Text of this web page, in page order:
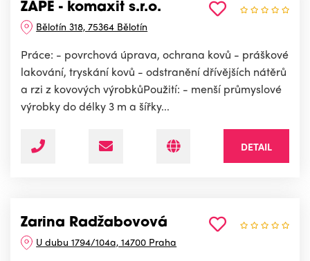
ZAPE - komaxit s.r.o.
Bělotín 318, 75364 Bělotín
Práce: - povrchová úprava, ochrana kovů - práškové
lakování, tryskání kovů - odstranění dřívějších nátěrů
a rzi z kovových výrobkůPoužití: - menší průmyslové
výrobky do délky 3 m a šířky...
DETAIL
Zarina Radžabovová
U dubu 1794/104a, 14700 Praha